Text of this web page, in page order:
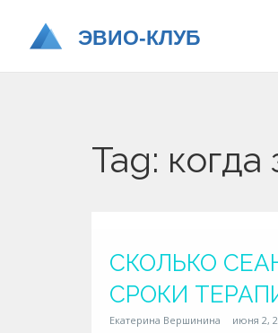
Tag:
СКОЛЬКО
СРОКИ
Екатерина Вершинина июня 2,